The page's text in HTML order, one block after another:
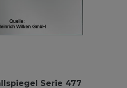
Serie 477